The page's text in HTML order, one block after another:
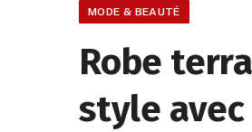
MODE & BEAUTÉ
Robe
style